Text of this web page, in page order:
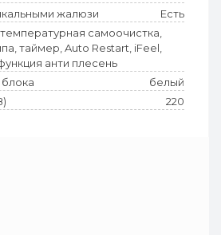
жалюзи
Есть
самоочистка,
таймер, Auto Restart, iFeel,
анти плесень
белый
220